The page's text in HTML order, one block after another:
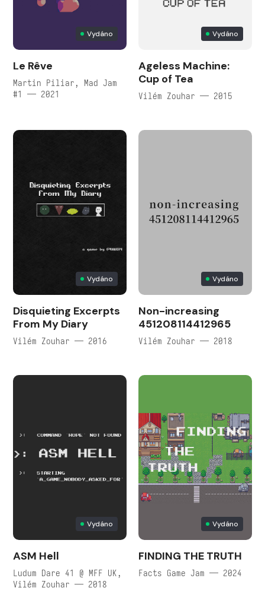
Vydáno
Le Rêve
Martin Piliar, Mad Jam
#1 — 2021
Vydáno
Ageless Machine:
Cup of Tea
Vilém Zouhar — 2015
Vydáno
Disquieting Excerpts
From My Diary
Vilém Zouhar — 2016
Vydáno
Non-increasing
451208114412965
Vilém Zouhar — 2018
Vydáno
ASM Hell
Ludum Dare 41 @ MFF UK,
Vilém Zouhar — 2018
Vydáno
FINDING THE TRUTH
Facts Game Jam — 2024